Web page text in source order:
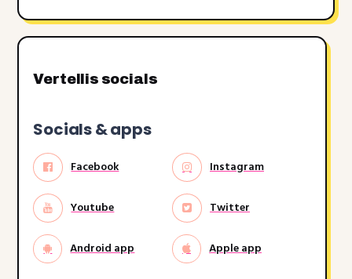
Vertellis socials
Socials & apps
Facebook Instagram
Youtube Twitter
Android app Apple app